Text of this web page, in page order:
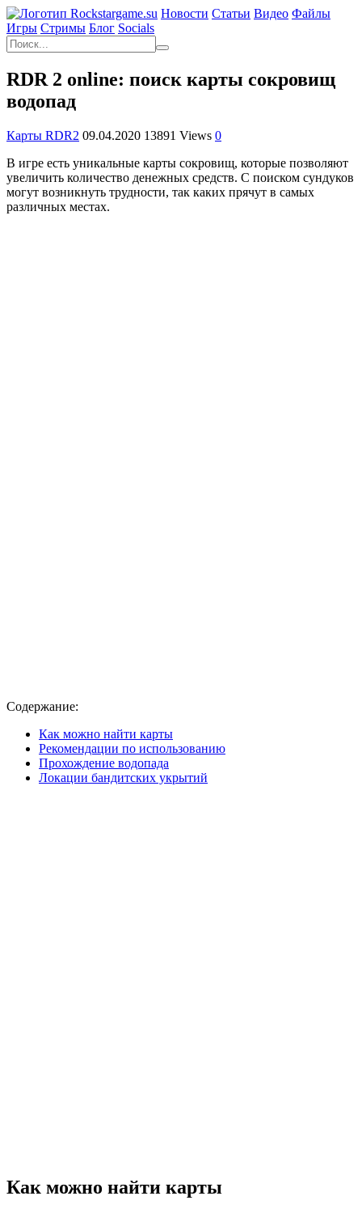
Новости Статьи Видео Файлы
Игры Cтримы Блог Socials
RDR 2 online: поиск карты сокровищ
водопад
Карты RDR2 09.04.2020 13891 Views 0
В игре есть уникальные карты сокровищ, которые позволяют
увеличить количество денежных средств. С поиском сундуков
могут возникнуть трудности, так каких прячут в самых
различных местах.
Содержание:
Как можно найти карты
Рекомендации по использованию
Прохождение водопада
Локации бандитских укрытий
Как можно найти карты